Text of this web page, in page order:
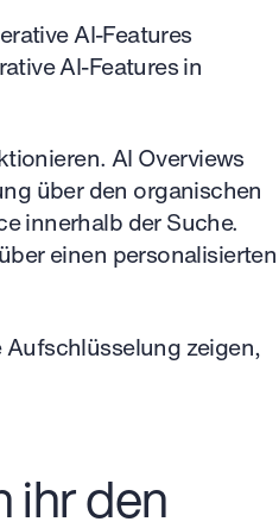
AI-Features
AI-Features in
AI Overviews
über den organischen
innerhalb der Suche.
einen personalisierten
zeigen,
ihr den